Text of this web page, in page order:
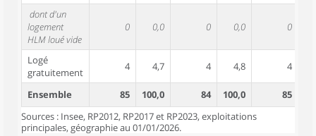
dont d'un
logement
HLM loué vide
0 0,0 0 0,0 0
Logé
gratuitement
4 4,7 4 4,8 4
Ensemble 85 100,0 84 100,0 85
Sources : Insee, RP2012, RP2017 et RP2023, exploitations
principales, géographie au 01/01/2026.